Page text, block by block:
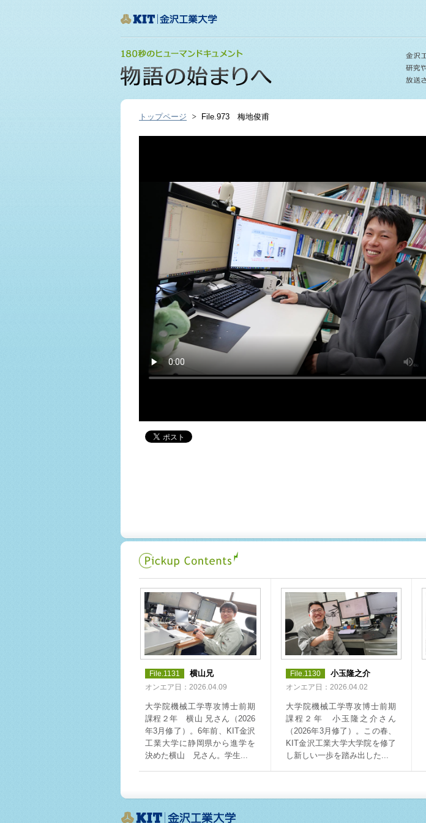
トップページ File.973 梅地俊甫
File.1131 横山兄
オンエア日：2026.04.09
大学院機械工学専攻博士前期
課程２年 横山 兄さん（2026
年3月修了）。6年前、KIT金沢
工業大学に静岡県から進学を
決めた横山 兄さん。学生...
File.1130 小玉隆之介
オンエア日：2026.04.02
大学院機械工学専攻博士前期
課程２年 小玉隆之介さん
（2026年3月修了）。この春、
KIT金沢工業大学大学院を修了
し新しい一歩を踏み出した...